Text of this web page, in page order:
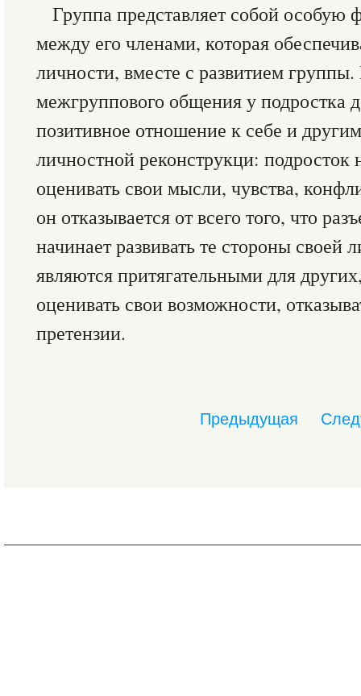
Группа представляет собой
между его членами, которая
личности, вместе с развитием
межгруппового общения у подростка
позитивное отношение к себе и
личностной реконструкци: подросток
оценивать свои мысли, чувства,
он отказывается от всего того, что
начинает развивать те стороны своей
являются притягательными для
оценивать свои возможности,
претензии.
Предыдущая